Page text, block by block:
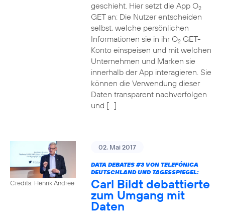
geschieht. Hier setzt die App O2
GET an: Die Nutzer entscheiden
selbst, welche persönlichen
Informationen sie in ihr O2GET-
Konto einspeisen und mit welchen
Unternehmen und Marken sie
innerhalb der App interagieren. Sie
können die Verwendung dieser
Daten transparent nachverfolgen
und […]
Credits: Henrik Andree
02. Mai 2017
DATA DEBATES #3VON TELEFÓNICA
DEUTSCHLAND UND TAGESSPIEGEL:
Carl Bildt debattierte
zum Umgang mit
Daten